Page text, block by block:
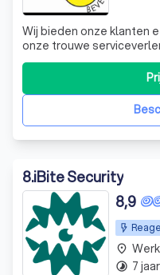
Wij bieden onze klanten
onze trouwe
vele klanten ten opzichte
we sinds 2002 onze
en deze ook in de toekomst
consument bewust van
8.iBite Security
8,9
place
timelapse 7